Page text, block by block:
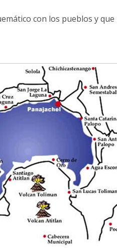
con los pueblos y